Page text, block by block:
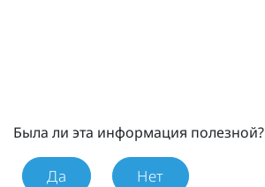
Была ли эта информация полезной?
Да Нет